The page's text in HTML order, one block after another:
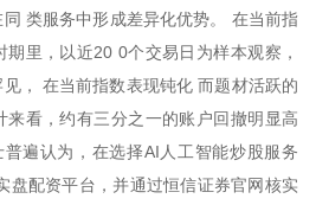
类服务中形成差异化优势。 在当前指
里，以近20 0个交易日为样本观察，
， 在当前指数表现钝化 而题材活跃的
来看，约有三分之一的账户回撤明显高
遍认为，在选择AI人工智能炒股服务
盘配资平台，并通过恒信证券官网核实